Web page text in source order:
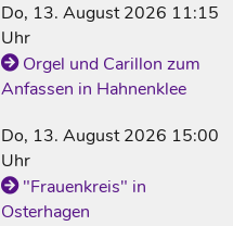
Do, 13. August 2026 11:15
Uhr
Orgel und Carillon zum
Anfassen in Hahnenklee
Do, 13. August 2026 15:00
Uhr
"Frauenkreis" in
Osterhagen